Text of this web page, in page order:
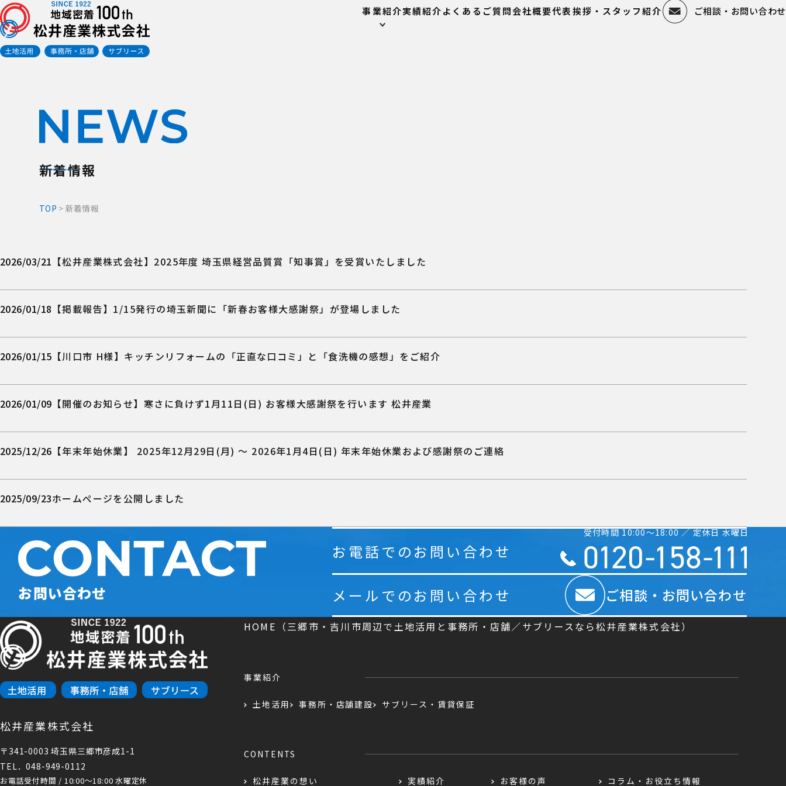
事業紹介実績紹介よくあるご質問会社概要代表挨拶・スタッフ紹介 ご相談・お問い合わせ
新着情報
TOP > 新着情報
2026/03/21 【松井産業株式会社】2025年度 埼玉県経営品質賞「知事賞」を受賞いたしました
2026/01/18 【掲載報告】1/15発行の埼玉新聞に「新春お客様大感謝祭」が登場しました
2026/01/15 【川口市 H様】キッチンリフォームの「正直な口コミ」と「食洗機の感想」をご紹介
2026/01/09 【開催のお知らせ】寒さに負けず1月11日(日) お客様大感謝祭を行います 松井産業
2025/12/26 【年末年始休業】 2025年12月29日(月) ～ 2026年1月4日(日) 年末年始休業および感謝祭のご連絡
2025/09/23ホームぺージを公開しました
お問い合わせ
お電話でのお問い合わせ
受付時間 10:00〜18:00 ／ 定休日 水曜日
メールでのお問い合わせ ご相談・お問い合わせ
松井産業株式会社
〒341-0003 埼玉県三郷市彦成1-1
TEL．048-949-0112
お電話受付時間 / 10:00～18:00 水曜定休
HOME（三郷市・吉川市周辺で土地活用と事務所・店舗／サブリースなら松井産業株式会社）
事業紹介
土地活用 事務所・店舗建設 サブリース・賃貸保証
CONTENTS
松井産業の想い 実績紹介 お客様の声 コラム・お役立ち情報